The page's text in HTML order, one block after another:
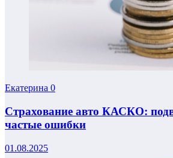
Екатерина 0
Страхование авто КАСКО:
частые ошибки
01.08.2025